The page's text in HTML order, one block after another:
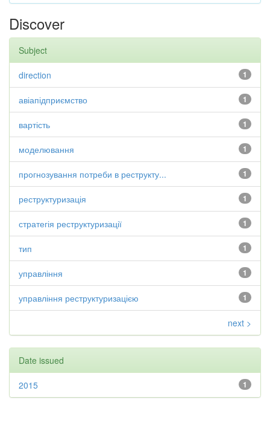
Discover
Subject
1
direction
1
авіапідприємство
1
вартість
1
моделювання
1
прогнозування потреби в реструкту...
1
реструктуризація
1
стратегія реструктуризації
1
тип
1
управління
1
управління реструктуризацією
next >
Date issued
1
2015